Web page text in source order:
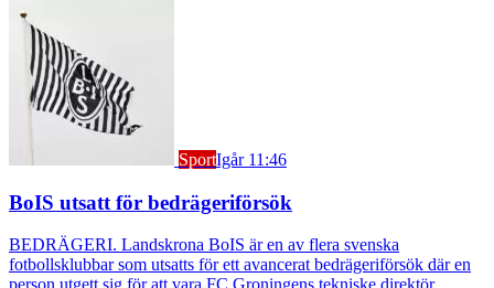
SportIgår 11:46
BoIS utsatt för bedrägeriförsök
BEDRÄGERI. Landskrona BoIS är en av flera svenska
fotbollsklubbar som utsatts för ett avancerat bedrägeriförsök där en